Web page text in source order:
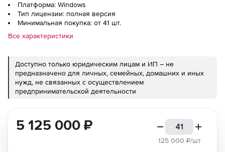
Платформа: Windows
Тип лицензии: полная версия
Минимальная покупка: от 41 шт.
Все характеристики
Доступно только юридическим лицам и ИП – не
предназначено для личных, семейных, домашних и иных
нужд, не связанных с осуществлением
предпринимательской деятельности
5 125 000 ₽
125 000 ₽/шт